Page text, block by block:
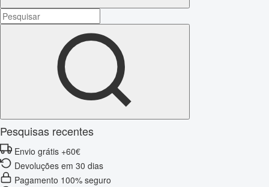
Pesquisas recentes
Envio grátis +60€
Devoluções em 30 dias
Pagamento 100% seguro